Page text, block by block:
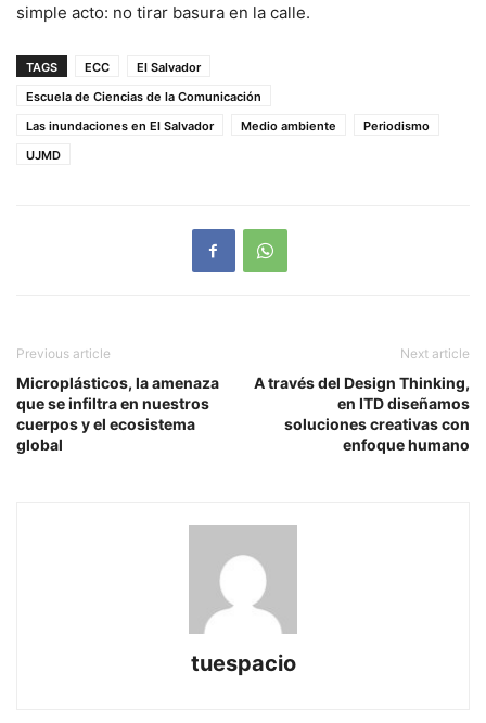
simple acto: no tirar basura en la calle.
TAGS ECC
El Salvador
Escuela de Ciencias de la Comunicación
Las inundaciones en El Salvador
Medio ambiente
Periodismo
UJMD
Previous article
Microplásticos, la amenaza
que se infiltra en nuestros
cuerpos y el ecosistema
global
Next article
A través del Design Thinking,
en ITD diseñamos
soluciones creativas con
enfoque humano
tuespacio